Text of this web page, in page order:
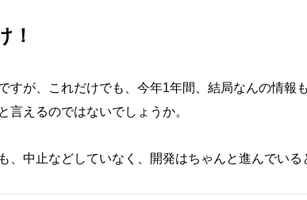
！
すが、これだけでも、今年1年間、結局なんの情報
言えるのではないでしょうか。
、中止などしていなく、開発はちゃんと進んでいる